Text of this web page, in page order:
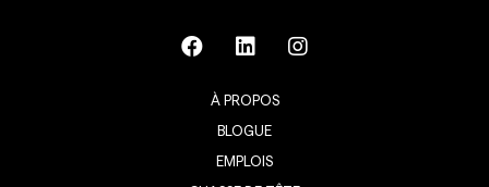
À PROPOS
BLOGUE
EMPLOIS